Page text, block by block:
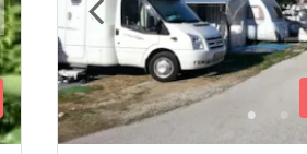
Previous